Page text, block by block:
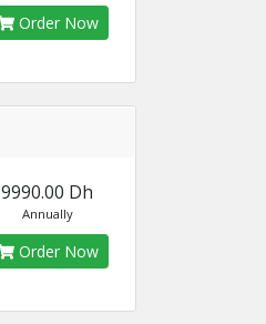
Order Now
9990.00 Dh
Annually
Order Now